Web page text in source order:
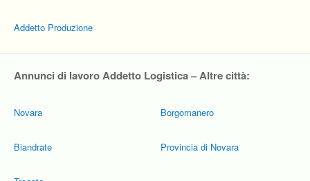
Addetto Produzione
Annunci di lavoro Addetto Logistica – Altre città:
Novara
Biandrate
Borgomanero
Provincia di Novara